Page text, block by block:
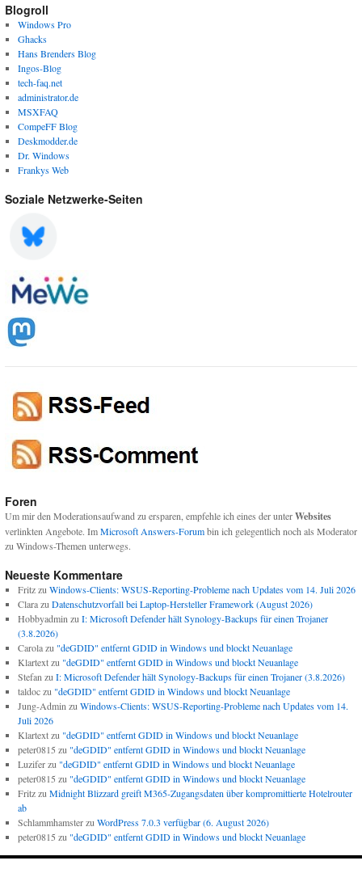
Blogroll
Windows Pro
Ghacks
Hans Brenders Blog
Ingos-Blog
tech-faq.net
administrator.de
MSXFAQ
CompeFF Blog
Deskmodder.de
Dr. Windows
Frankys Web
Soziale Netzwerke-Seiten
Foren
Um mir den Moderationsaufwand zu ersparen, empfehle ich eines der unterWebsites
verlinkten Angebote. ImMicrosoft Answers-Forumbin ich gelegentlich noch als Moderator
zu Windows-Themen unterwegs.
Neueste Kommentare
Fritzzu Windows-Clients: WSUS-Reporting-Probleme nach Updates vom 14. Juli 2026
Clarazu Datenschutzvorfall bei Laptop-Hersteller Framework (August 2026)
Hobbyadmin zu I: Microsoft Defender hält Synology-Backups für einen Trojaner
(3.8.2026)
Carolazu "deGDID" entfernt GDID in Windows und blockt Neuanlage
Klartextzu "deGDID" entfernt GDID in Windows und blockt Neuanlage
Stefan zu I: Microsoft Defender hält Synology-Backups für einen Trojaner (3.8.2026)
taldoczu "deGDID" entfernt GDID in Windows und blockt Neuanlage
Jung-Admin zu Windows-Clients: WSUS-Reporting-Probleme nach Updates vom 14.
Juli 2026
Klartextzu "deGDID" entfernt GDID in Windows und blockt Neuanlage
peter0815 zu "deGDID" entfernt GDID in Windows und blockt Neuanlage
Luziferzu "deGDID" entfernt GDID in Windows und blockt Neuanlage
peter0815 zu "deGDID" entfernt GDID in Windows und blockt Neuanlage
Fritzzu Midnight Blizzard greift M365-Zugangsdaten über kompromittierte Hotelrouter
ab
Schlammhamsterzu WordPress 7.0.3 verfügbar (6. August 2026)
peter0815 zu "deGDID" entfernt GDID in Windows und blockt Neuanlage